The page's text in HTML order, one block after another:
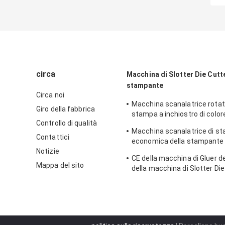
circa
Circa noi
Giro della fabbrica
Controllo di qualità
Contattici
Notizie
Mappa del sito
Macchina di Slotter Die
stampante
Macchina scanalatrice
stampa a inchiostro di
Macchina scanalatrice di
economica della stampante
Cutter
CE della macchina di Gluer
della macchina di Slotter